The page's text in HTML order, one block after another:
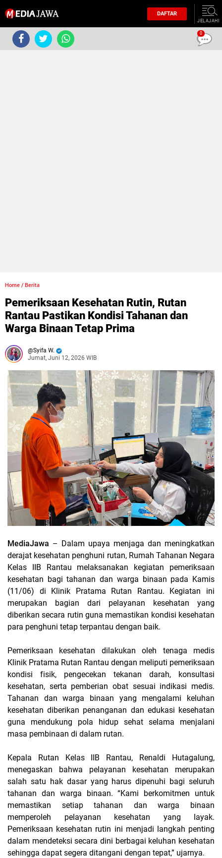
DAFTAR
JELAJAHI
Home / Berita
Pemeriksaan Kesehatan Rutin, Rutan
Rantau Pastikan Kondisi Tahanan dan
Warga Binaan Tetap Prima
Syifa W.
Jumat, Juni 12, 2026 WIB
MediaJawa – Dalam upaya menjaga dan meningkatkan
derajat kesehatan penghuni rutan, Rumah Tahanan Negara
Kelas IIB Rantau melaksanakan kegiatan pemeriksaan
kesehatan bagi tahanan dan warga binaan pada Kamis
(11/06) di Klinik Pratama Rutan Rantau. Kegiatan ini
merupakan bagian dari pelayanan kesehatan yang
diberikan secara rutin guna memastikan kondisi kesehatan
para penghuni tetap terpantau dengan baik.
Pemeriksaan kesehatan dilakukan oleh tenaga medis
Klinik Pratama Rutan Rantau dengan meliputi pemeriksaan
kondisi fisik, pengecekan tekanan darah, konsultasi
kesehatan, serta pemberian obat sesuai indikasi medis.
Tahanan dan warga binaan yang mengalami keluhan
kesehatan diberikan penanganan dan edukasi kesehatan
guna mendukung pola hidup sehat selama menjalani
masa pembinaan di dalam rutan.
Kepala Rutan Kelas IIB Rantau, Renaldi Hutagalung,
menegaskan bahwa pelayanan kesehatan merupakan
salah satu hak dasar yang harus dipenuhi bagi seluruh
tahanan dan warga binaan. “Kami berkomitmen untuk
memastikan setiap tahanan dan warga binaan
memperoleh pelayanan kesehatan yang layak.
Pemeriksaan kesehatan rutin ini menjadi langkah penting
dalam mendeteksi secara dini berbagai keluhan kesehatan
sehingga dapat segera ditangani dengan tepat,” ujarnya.
0